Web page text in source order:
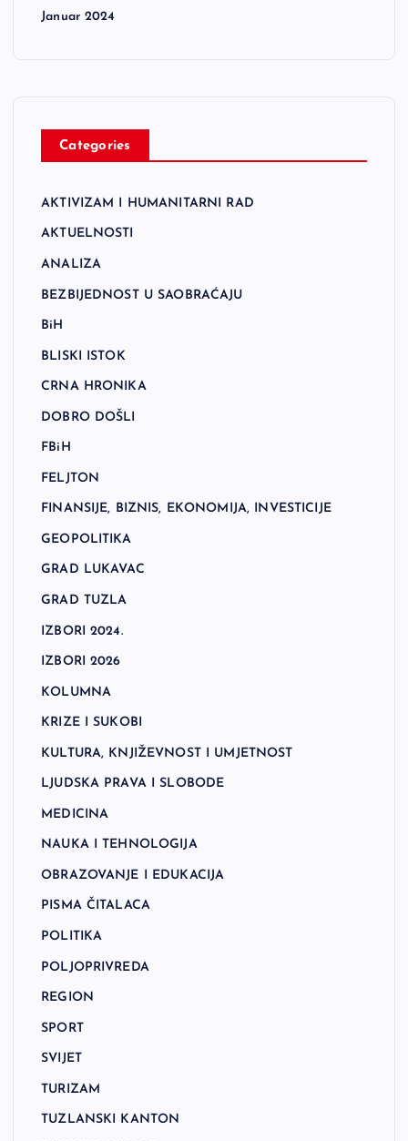
Januar 2024
Categories
AKTIVIZAM I HUMANITARNI RAD
AKTUELNOSTI
ANALIZA
BEZBIJEDNOST U SAOBRAĆAJU
BiH
BLISKI ISTOK
CRNA HRONIKA
DOBRO DOŠLI
FBiH
FELJTON
FINANSIJE, BIZNIS, EKONOMIJA, INVESTICIJE
GEOPOLITIKA
GRAD LUKAVAC
GRAD TUZLA
IZBORI 2024.
IZBORI 2026
KOLUMNA
KRIZE I SUKOBI
KULTURA, KNJIŽEVNOST I UMJETNOST
LJUDSKA PRAVA I SLOBODE
MEDICINA
NAUKA I TEHNOLOGIJA
OBRAZOVANJE I EDUKACIJA
PISMA ČITALACA
POLITIKA
POLJOPRIVREDA
REGION
SPORT
SVIJET
TURIZAM
TUZLANSKI KANTON